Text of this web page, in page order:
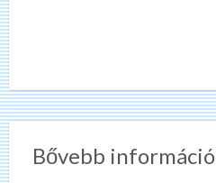
Bővebb információ